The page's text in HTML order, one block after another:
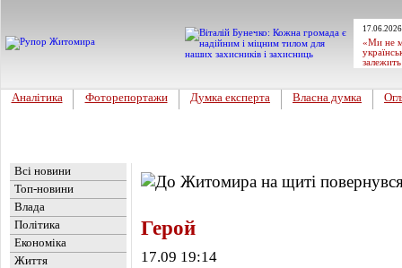
«Ми не
Аналітика Фоторепортажи Думка експерта Власна думка
Всі новини
Топ-новини
Влада
Політика
Економіка
Життя
Герой
17.09 19:14